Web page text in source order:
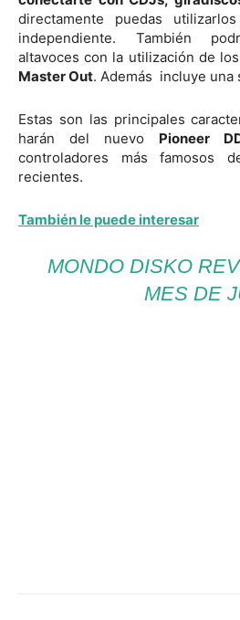
directamente puedas
independiente. También
altavoces con la utilización de
Master Out. Además incluye una
Estas son las principales
harán del nuevo Pioneer
controladores más famosos
recientes.
También le puede interesar
MONDO DISKO
MES DE